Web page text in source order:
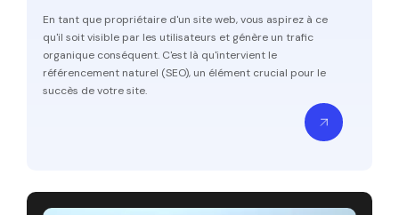
En tant que propriétaire d'un site web, vous aspirez à ce
qu'il soit visible par les utilisateurs et génère un trafic
organique conséquent. C'est là qu'intervient le
référencement naturel (SEO), un élément crucial pour le
succès de votre site.